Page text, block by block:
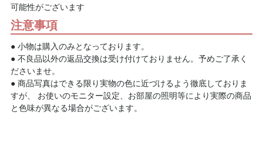
可能性がございます
注意事項
● 小物は購入のみとなっております。
● 不良品以外の返品交換は受け付けておりません。予めご了承く
ださいませ。
● 商品写真はできる限り実物の色に近づけるよう徹底しておりま
すが、 お使いのモニター設定、お部屋の照明等により実際の商品
と色味が異なる場合がございます。